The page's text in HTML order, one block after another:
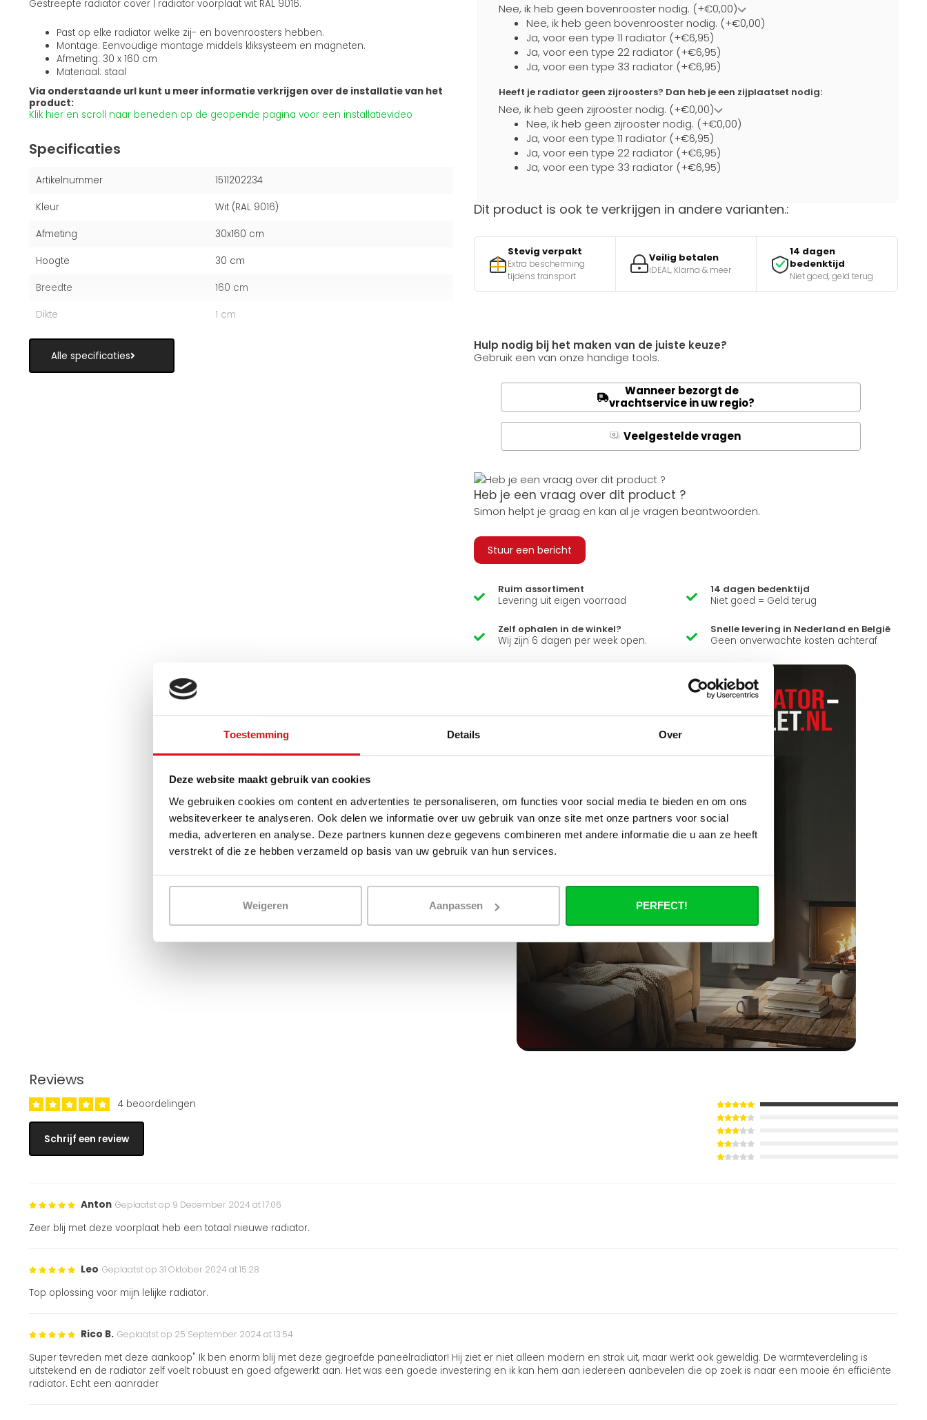
Toestemming Details Over
Deze website maakt gebruik van cookies
We gebruiken cookies om content en advertenties te personaliseren, om functies voor social media te bieden en om ons
websiteverkeer te analyseren. Ook delen we informatie over uw gebruik van onze site met onze partners voor social
media, adverteren en analyse. Deze partners kunnen deze gegevens combineren met andere informatie die u aan ze heeft
verstrekt of die ze hebben verzameld op basis van uw gebruik van hun services.
Weigeren Aanpassen PERFECT!
Gestreepte radiator cover | radiator voorplaat wit RAL 9016.
Past op elke radiator welke zij- en bovenroosters hebben.
Montage: Eenvoudige montage middels kliksysteem en magneten.
Afmeting: 30 x 160 cm
Materiaal: staal
Via onderstaande url kunt u meer informatie verkrijgen over de installatie van het
product:
Klik hier en scroll naar beneden op de geopende pagina voor een installatievideo
Specificaties
Artikelnummer 1511202234
Kleur Wit (RAL 9016)
Afmeting 30x160 cm
Hoogte 30 cm
Breedte 160 cm
Dikte 1 cm
Alle specificaties
Nee, ik heb geen bovenrooster nodig. (+€0,00)
Nee, ik heb geen bovenrooster nodig. (+€0,00)
Ja, voor een type 11 radiator (+€6,95)
Ja, voor een type 22 radiator (+€6,95)
Ja, voor een type 33 radiator (+€6,95)
Heeft je radiator geen zijroosters? Dan heb je een zijplaatset nodig:
Nee, ik heb geen zijrooster nodig. (+€0,00)
Nee, ik heb geen zijrooster nodig. (+€0,00)
Ja, voor een type 11 radiator (+€6,95)
Ja, voor een type 22 radiator (+€6,95)
Ja, voor een type 33 radiator (+€6,95)
Dit product is ook te verkrijgen in andere varianten.:
Stevig verpakt
Extra bescherming
tijdens transport
Veilig betalen
iDEAL, Klarna & meer
14 dagen
bedenktijd
Niet goed, geld terug
Hulp nodig bij het maken van de juiste keuze?
Gebruik een van onze handige tools.
Wanneer bezorgt de
vrachtservice in uw regio?
Q Veelgestelde vragen
Heb je een vraag over dit product ?
Simon helpt je graag en kan al je vragen beantwoorden.
Stuur een bericht
Ruim assortiment
Levering uit eigen voorraad
14 dagen bedenktijd
Niet goed = Geld terug
Zelf ophalen in de winkel?
Wij zijn 6 dagen per week open.
Snelle levering in Nederland en België
Geen onverwachte kosten achteraf
Reviews
4 beoordelingen
Schrijf een review
Anton Geplaatst op 9 December 2024 at 17:06
Zeer blij met deze voorplaat heb een totaal nieuwe radiator.
Leo Geplaatst op 31 Oktober 2024 at 15:28
Top oplossing voor mijn lelijke radiator.
Rico B. Geplaatst op 25 September 2024 at 13:54
Super tevreden met deze aankoop" Ik ben enorm blij met deze gegroefde paneelradiator! Hij ziet er niet alleen modern en strak uit, maar werkt ook geweldig. De warmteverdeling is
uitstekend en de radiator zelf voelt robuust en goed afgewerkt aan. Het was een goede investering en ik kan hem aan iedereen aanbevelen die op zoek is naar een mooie én efficiënte
radiator. Echt een aanrader